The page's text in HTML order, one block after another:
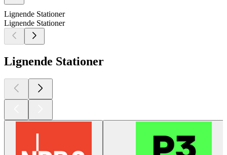
Lignende Stationer
Lignende Stationer
Lignende Stationer